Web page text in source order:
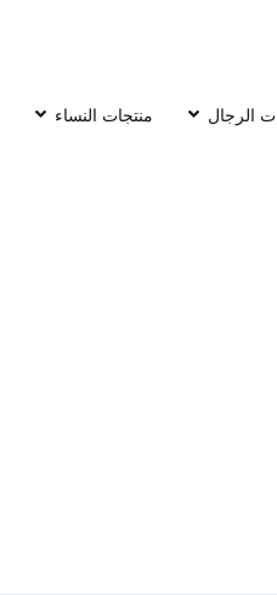
الرجال منتجات النساء